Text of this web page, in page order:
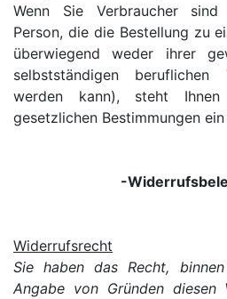
Wenn Sie Verbraucher
Person, die die Bestellung zu
überwiegend weder ihrer
selbstständigen beruflichen
werden kann), steht
gesetzlichen Bestimmungen
-
Widerrufsrecht
Sie haben das Recht,
Angabe von Gründen diesen